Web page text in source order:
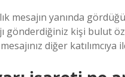
mesajın yanında
gönderdiğiniz kişi bulut
diğer katılımcıya